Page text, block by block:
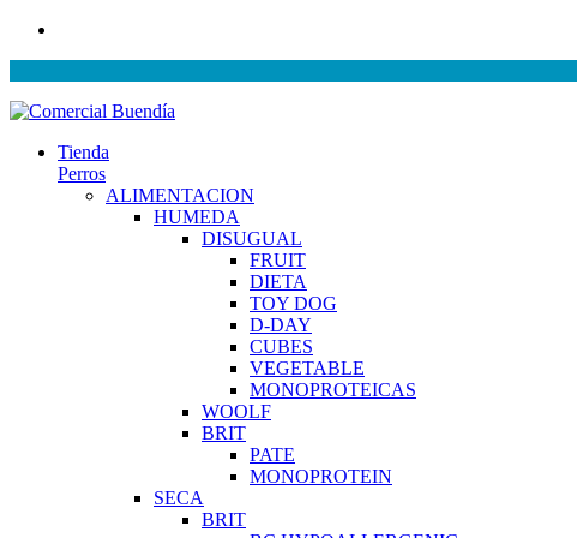
Tienda
Perros
ALIMENTACION
HUMEDA
DISUGUAL
FRUIT
DIETA
TOY DOG
D-DAY
CUBES
VEGETABLE
MONOPROTEICAS
WOOLF
BRIT
PATE
MONOPROTEIN
SECA
BRIT